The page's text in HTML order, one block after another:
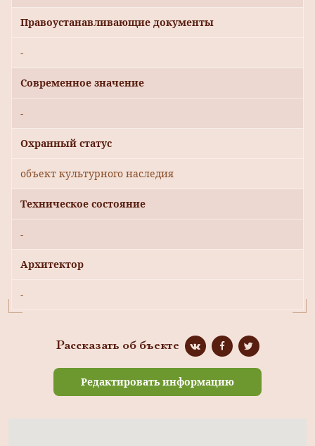
Правоустанавливающие документы
-
Современное значение
-
Охранный статус
объект культурного наследия
Техническое состояние
-
Архитектор
-
Рассказать об бъекте
Редактировать информацию